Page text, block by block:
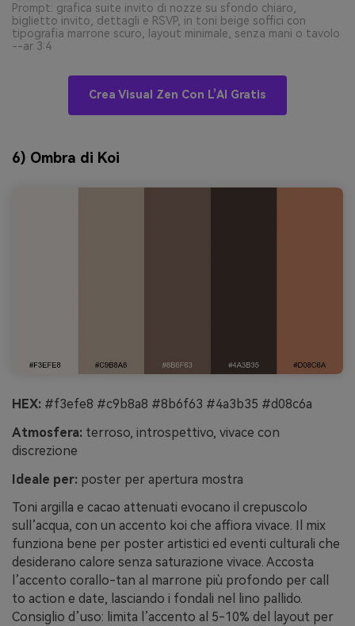
Prompt: grafica suite invito di nozze su sfondo chiaro,
biglietto invito, dettagli e RSVP, in toni beige soffici con
tipografia marrone scuro, layout minimale, senza mani o tavolo
--ar 3:4
Crea Visual Zen Con L’AI Gratis
6) Ombra di Koi
HEX: #f3efe8 #c9b8a8 #8b6f63 #4a3b35 #d08c6a
Atmosfera: terroso, introspettivo, vivace con
discrezione
Ideale per: poster per apertura mostra
Toni argilla e cacao attenuati evocano il crepuscolo
sull’acqua, con un accento koi che affiora vivace. Il mix
funziona bene per poster artistici ed eventi culturali che
desiderano calore senza saturazione vivace. Accosta
l’accento corallo-tan al marrone più profondo per call
to action e date, lasciando i fondali nel lino pallido.
Consiglio d’uso: limita l’accento al 5-10% del layout per